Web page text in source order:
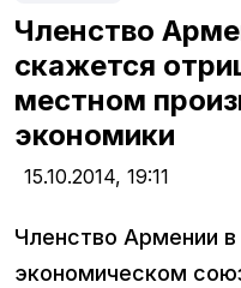
Членство
скажется
местном
экономики
15.10.2014, 19:11
Членство Армении в
экономическом